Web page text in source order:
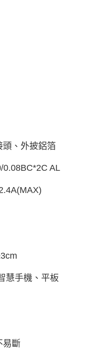
頭、外披鋁箔
0.08BC*2C AL
慧手機、平板
易斷